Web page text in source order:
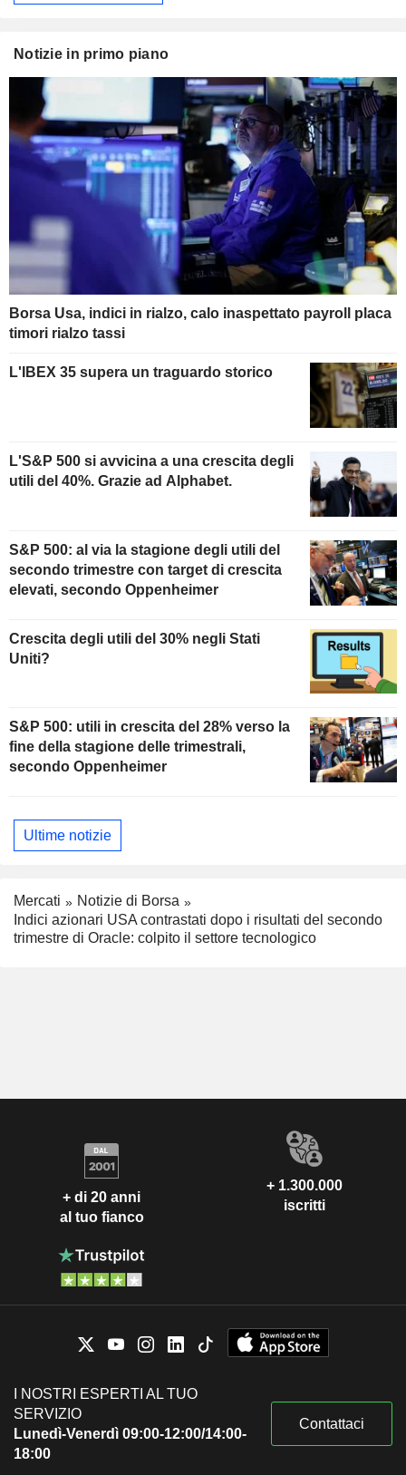
Notizie in primo piano
Borsa Usa, indici in rialzo, calo inaspettato payroll placa
timori rialzo tassi
L'IBEX 35 supera un traguardo storico
L'S&P 500 si avvicina a una crescita degli
utili del 40%. Grazie ad Alphabet.
S&P 500: al via la stagione degli utili del
secondo trimestre con target di crescita
elevati, secondo Oppenheimer
Crescita degli utili del 30% negli Stati
Uniti?
S&P 500: utili in crescita del 28% verso la
fine della stagione delle trimestrali,
secondo Oppenheimer
Ultime notizie
Mercati
Notizie di Borsa
Indici azionari USA contrastati dopo i risultati del secondo
trimestre di Oracle: colpito il settore tecnologico
+ di 20 anni
al tuo fianco
+ 1.300.000
iscritti
I NOSTRI ESPERTI AL TUO
SERVIZIO
Lunedì-Venerdì 09:00-12:00/14:00-
18:00
Contattaci